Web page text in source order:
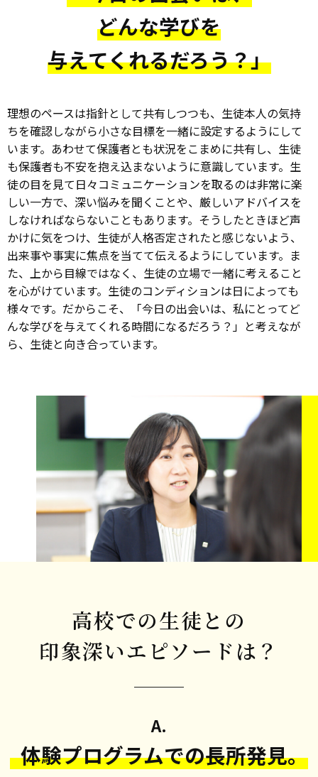
どんな学びを
与えてくれるだろう？」
理想のペースは指針として共有しつつも、生徒本人の気持
ちを確認しながら小さな目標を一緒に設定するようにして
います。あわせて保護者とも状況をこまめに共有し、生徒
も保護者も不安を抱え込まないように意識しています。生
徒の目を見て日々コミュニケーションを取るのは非常に楽
しい一方で、深い悩みを聞くことや、厳しいアドバイスを
しなければならないこともあります。そうしたときほど声
かけに気をつけ、生徒が人格否定されたと感じないよう、
出来事や事実に焦点を当てて伝えるようにしています。ま
た、上から目線ではなく、生徒の立場で一緒に考えること
を心がけています。生徒のコンディションは日によっても
様々です。だからこそ、「今日の出会いは、私にとってど
んな学びを与えてくれる時間になるだろう？」と考えなが
ら、生徒と向き合っています。
高校での生徒との
印象深いエピソードは？
A.
体験プログラムでの長所発見。